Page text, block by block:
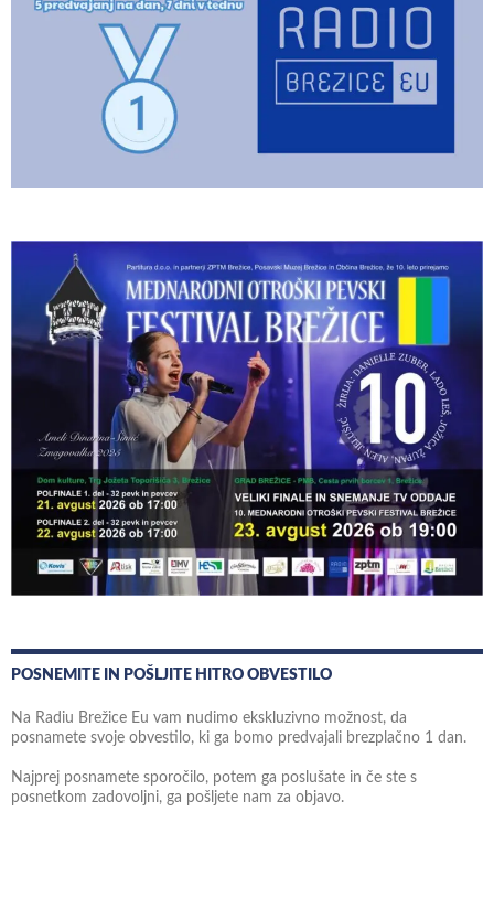
POSNEMITE IN POŠLJITE HITRO OBVESTILO
Na Radiu Brežice Eu vam nudimo ekskluzivno možnost, da
posnamete svoje obvestilo, ki ga bomo predvajali brezplačno 1 dan.
Najprej posnamete sporočilo, potem ga poslušate in če ste s
posnetkom zadovoljni, ga pošljete nam za objavo.